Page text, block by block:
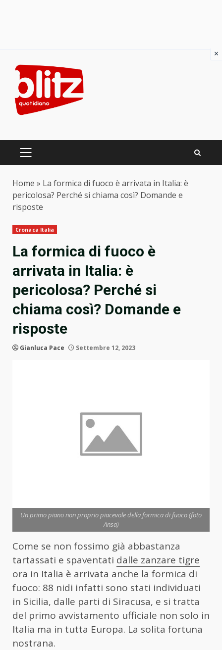
content
PRIMARY
Home » La formica di fuoco è arrivata in Italia: è
pericolosa? Perché si chiama così? Domande e
risposte
Cronaca Italia
La formica di fuoco è
arrivata in Italia: è
pericolosa? Perché si
chiama così? Domande e
risposte
Gianluca Pace Settembre 12, 2023
Un primo piano non proprio piacevole della formica di fuoco (foto
Ansa)
Come se non fossimo già abbastanza
tartassati e spaventati dalle zanzare tigre
ora in Italia è arrivata anche la formica di
fuoco: 88 nidi infatti sono stati individuati
in Sicilia, dalle parti di Siracusa, e si tratta
del primo avvistamento ufficiale non solo in
Italia ma in tutta Europa. La solita fortuna
nostrana.
×